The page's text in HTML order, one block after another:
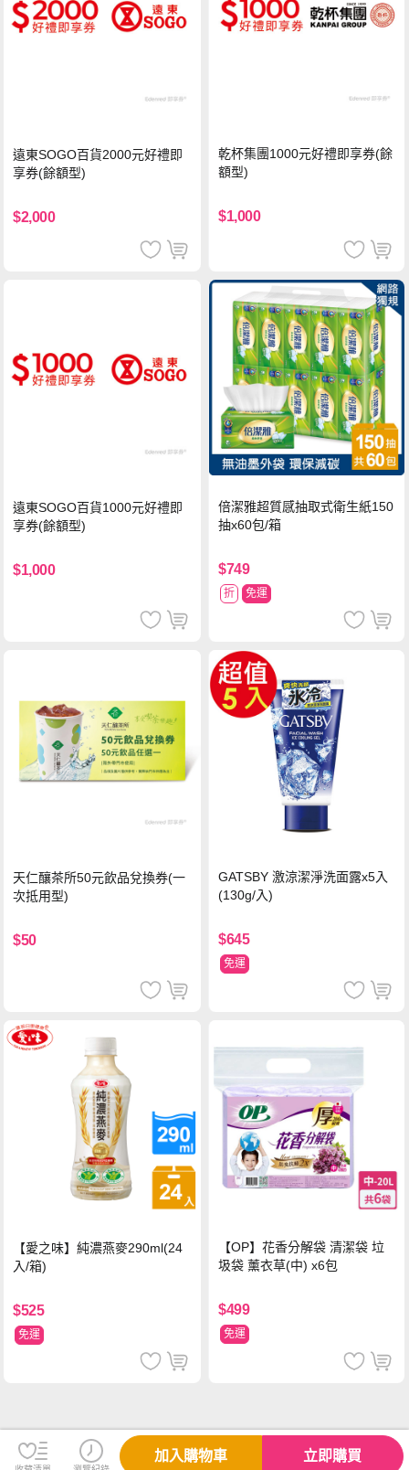
遠東SOGO百貨2000元好禮即
享券(餘額型)
$2,000
乾杯集團1000元好禮即享券(餘
額型)
$1,000
遠東SOGO百貨1000元好禮即
享券(餘額型)
$1,000
倍潔雅超質感抽取式衛生紙150
抽x60包/箱
$749
折 免運
天仁釀茶所50元飲品兌換券(一
次抵用型)
$50
GATSBY 激涼潔淨洗面露x5入
(130g/入)
$645
免運
【愛之味】純濃燕麥290ml(24
入/箱)
$525
免運
【OP】花香分解袋 清潔袋 垃
圾袋 薰衣草(中) x6包
$499
免運
加入購物車 立即購買